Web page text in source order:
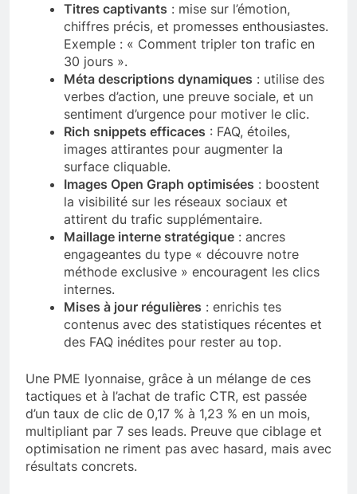
Titres captivants : mise sur l’émotion,
chiffres précis, et promesses enthousiastes.
Exemple : « Comment tripler ton trafic en
30 jours ».
Méta descriptions dynamiques : utilise des
verbes d’action, une preuve sociale, et un
sentiment d’urgence pour motiver le clic.
Rich snippets efficaces : FAQ, étoiles,
images attirantes pour augmenter la
surface cliquable.
Images Open Graph optimisées : boostent
la visibilité sur les réseaux sociaux et
attirent du trafic supplémentaire.
Maillage interne stratégique : ancres
engageantes du type « découvre notre
méthode exclusive » encouragent les clics
internes.
Mises à jour régulières : enrichis tes
contenus avec des statistiques récentes et
des FAQ inédites pour rester au top.
Une PME lyonnaise, grâce à un mélange de ces
tactiques et à l’achat de trafic CTR, est passée
d’un taux de clic de 0,17 % à 1,23 % en un mois,
multipliant par 7 ses leads. Preuve que ciblage et
optimisation ne riment pas avec hasard, mais avec
résultats concrets.